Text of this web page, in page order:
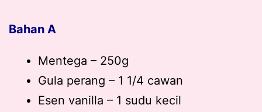
Bahan A
Mentega – 250g
Gula perang – 1 1/4 cawan
Esen vanilla – 1 sudu kecil